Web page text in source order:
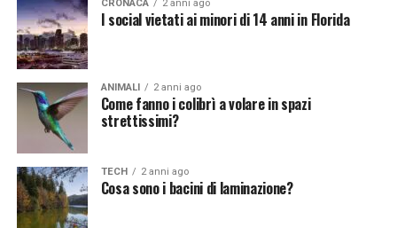
CRONACA 2 anni ago
I social vietati ai minori di 14 anni in Florida
ANIMALI 2 anni ago
Come fanno i colibrì a volare in spazi
strettissimi?
TECH 2 anni ago
Cosa sono i bacini di laminazione?